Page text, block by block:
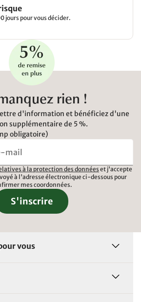
jours pour vous décider.
rien !
d'information et bénéficiez d'une
supplémentaire de 5 %.
obligatoire)
à la protection des données et j'accepte
à l'adresse électronique ci-dessous pour
mes coordonnées.
S'inscrire
vous